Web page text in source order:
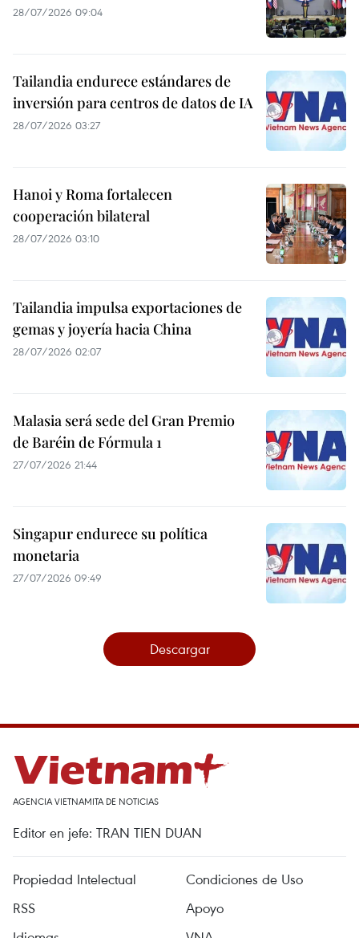
28/07/2026 09:04
Tailandia endurece estándares de
inversión para centros de datos de IA
28/07/2026 03:27
Hanoi y Roma fortalecen
cooperación bilateral
28/07/2026 03:10
Tailandia impulsa exportaciones de
gemas y joyería hacia China
28/07/2026 02:07
Malasia será sede del Gran Premio
de Baréin de Fórmula 1
27/07/2026 21:44
Singapur endurece su política
monetaria
27/07/2026 09:49
Descargar
AGENCIA VIETNAMITA DE NOTICIAS
Editor en jefe: TRAN TIEN DUAN
Propiedad Intelectual
Condiciones de Uso
RSS
Apoyo